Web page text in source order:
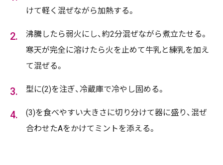
けて軽く混ぜながら加熱する。
沸騰したら弱火にし、約2分混ぜながら煮立たせる。
寒天が完全に溶けたら火を止めて牛乳と練乳を加え
て混ぜる。
型に(2)を注ぎ、冷蔵庫で冷やし固める。
(3)を食べやすい大きさに切り分けて器に盛り、混ぜ
合わせたAをかけてミントを添える。